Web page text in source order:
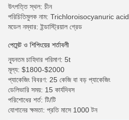
উৎপত্তি স্থল: চীন
পরিচিতিমুলক নাম: Trichloroisocyanuric acid
মডেল নম্বার: ইন্ডাস্ট্রিয়াল গ্রেড
পেমেন্ট ও শিপিংয়ের শর্তাবলী
ন্যূনতম চাহিদার পরিমাণ: 5t
মূল্য: $1800-$2000
প্যাকেজিং বিবরণ: 25 কেজি বা বড় প্যাকেজিং
ডেলিভারি সময়: 15 কার্যদিবস
পরিশোধের শর্ত: টি/টি
যোগানের ক্ষমতা: প্রতি মাসে 1000 টন